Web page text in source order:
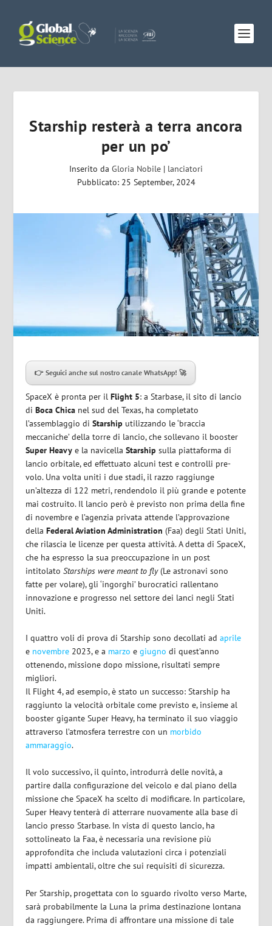
Starship resterà a terra ancora
per un po’
Inserito da Gloria Nobile | lanciatori
Pubblicato: 25 September, 2024
👉 Seguici anche sul nostro canale WhatsApp! 🚀
SpaceX è pronta per ilFlight 5: a Starbase, il sito di lancio
diBoca Chica nel sud del Texas, ha completato
l’assemblaggio diStarship utilizzando le ‘braccia
meccaniche’ della torre di lancio, che sollevano il booster
Super Heavy e la navicellaStarship sulla piattaforma di
lancio orbitale, ed effettuato alcuni test e controlli pre-
volo. Una volta uniti i due stadi, il razzo raggiunge
un’altezza di 122 metri, rendendolo il più grande e potente
mai costruito. Il lancio però è previsto non prima della fine
di novembre e l’agenzia privata attende l’approvazione
dellaFederal Aviation Administration (Faa) degli Stati Uniti,
che rilascia le licenze per questa attività. A detta di SpaceX,
che ha espresso la sua preoccupazione in un post
intitolatoStarships were meant to fly(Le astronavi sono
fatte per volare), gli ‘ingorghi’ burocratici rallentano
innovazione e progresso nel settore dei lanci negli Stati
Uniti.
I quattro voli di prova di Starship sono decollati adaprile
e novembre 2023, e a marzo egiugno di quest’anno
ottenendo, missione dopo missione, risultati sempre
migliori.
Il Flight 4, ad esempio, è stato un successo: Starship ha
raggiunto la velocità orbitale come previsto e, insieme al
booster gigante Super Heavy, ha terminato il suo viaggio
attraverso l’atmosfera terrestre con un morbido
ammaraggio.
Il volo successivo, il quinto, introdurrà delle novità, a
partire dalla configurazione del veicolo e dal piano della
missione che SpaceX ha scelto di modificare. In particolare,
Super Heavy tenterà di atterrare nuovamente alla base di
lancio presso Starbase. In vista di questo lancio, ha
sottolineato la Faa, è necessaria una revisione più
approfondita che includa valutazioni circa i potenziali
impatti ambientali, oltre che sui requisiti di sicurezza.
Per Starship, progettata con lo sguardo rivolto verso Marte,
sarà probabilmente la Luna la prima destinazione lontana
da raggiungere. Prima di affrontare una missione di tale